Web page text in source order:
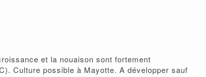
et la nouaison sont fortement
Culture possible à Mayotte. A développer sauf